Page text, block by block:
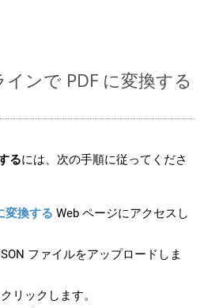
インで PDF に変換する
るには、次の手順に従ってくださ
変換する Web ページにアクセスし
ファイルをアップロードしま
リックします。